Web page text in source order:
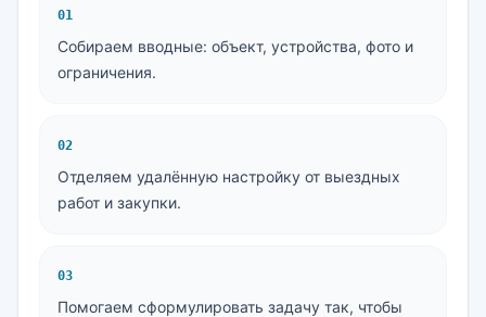
01
Собираем вводные: объект, устройства, фото и
ограничения.
02
Отделяем удалённую настройку от выездных
работ и закупки.
03
Помогаем сформулировать задачу так, чтобы